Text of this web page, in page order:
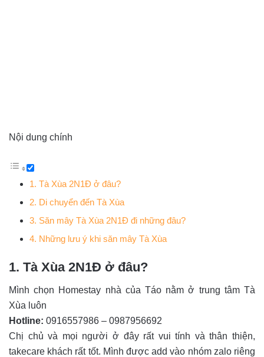
Nội dung chính
1. Tà Xùa 2N1Đ ở đâu?
2. Di chuyển đến Tà Xùa
3. Săn mây Tà Xùa 2N1Đ đi những đâu?
4. Những lưu ý khi săn mây Tà Xùa
1. Tà Xùa 2N1Đ ở đâu?
Mình chọn Homestay nhà của Táo nằm ở trung tâm Tà
Xùa luôn
Hotline: 0916557986 – 0987956692
Chị chủ và mọi người ở đây rất vui tính và thân thiện,
takecare khách rất tốt. Mình được add vào nhóm zalo riêng